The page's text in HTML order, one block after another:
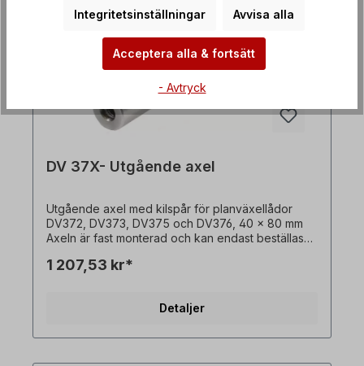
DV 37X- Utgående axel
Utgående axel med kilspår för planväxellådor
DV372, DV373, DV375 och DV376, 40 x 80 mm
Axeln är fast monterad och kan endast beställas
är icke-bindande exempel! Med reservation för
1 207,53 kr*
Detaljer
Integritetsinställningar Avvisa alla
Acceptera alla & fortsätt
- Avtryck